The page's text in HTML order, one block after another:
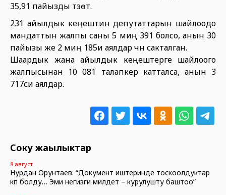
35,91 пайызды түзөт.
231 айылдык кеңештин депутаттарын шайлоодо
мандаттын жалпы саны 5 миң 391 болсо, анын 30
пайызы же 2 миң 185и аялдар үчүн сакталган.
Шаардык жана айылдык кеңештерге шайлоого
жалпысынан 10 081 талапкер катталса, анын 3
717си аялдар.
Соңку жаңылыктар
8 август
Нурдан Орунтаев: “Документ иштеринде тоскоолдуктар
көп болду… Эми негизги милдет – курулушту баштоо”